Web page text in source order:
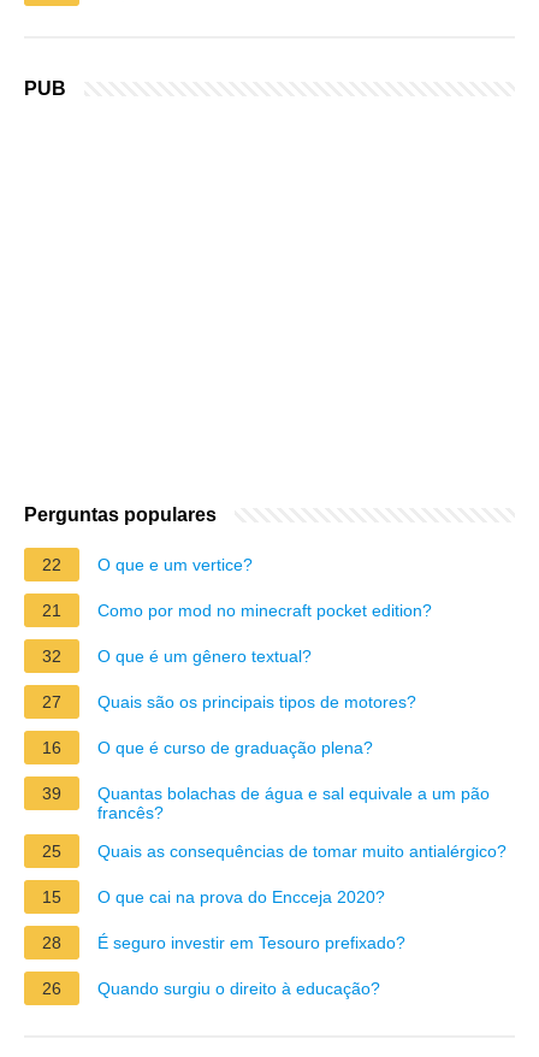
PUB
Perguntas populares
22 O que e um vertice?
21 Como por mod no minecraft pocket edition?
32 O que é um gênero textual?
27 Quais são os principais tipos de motores?
16 O que é curso de graduação plena?
39
Quantas bolachas de água e sal equivale a um pão
francês?
25
Quais as consequências de tomar muito antialérgico?
15 O que cai na prova do Encceja 2020?
28 É seguro investir em Tesouro prefixado?
26 Quando surgiu o direito à educação?